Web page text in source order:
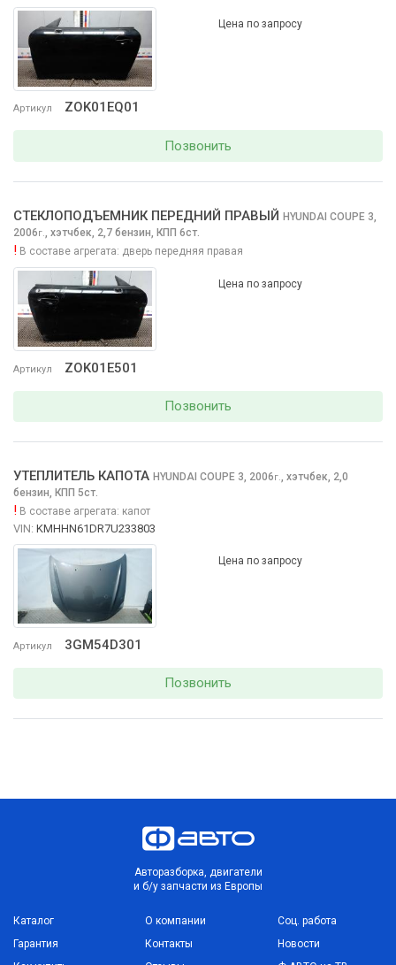
Артикул ZOK01EQ01
Цена по запросу
Позвонить
Артикул ZOK01E501
СТЕКЛОПОДЪЕМНИК ПЕРЕДНИЙ ПРАВЫЙ HYUNDAI COUPE 3,
2006г., хэтчбек, 2,7 бензин, КПП 6ст.
! В составе агрегата: дверь передняя правая
Цена по запросу
Позвонить
Артикул 3GM54D301
УТЕПЛИТЕЛЬ КАПОТА HYUNDAI COUPE 3, 2006г., хэтчбек, 2,0
бензин, КПП 5ст.
! В составе агрегата: капот
VIN: KMHHN61DR7U233803
Цена по запросу
Позвонить
Авторазборка, двигатели
и б/у запчасти из Европы
Каталог
Гарантия
О компании
Контакты
Соц. работа
Новости